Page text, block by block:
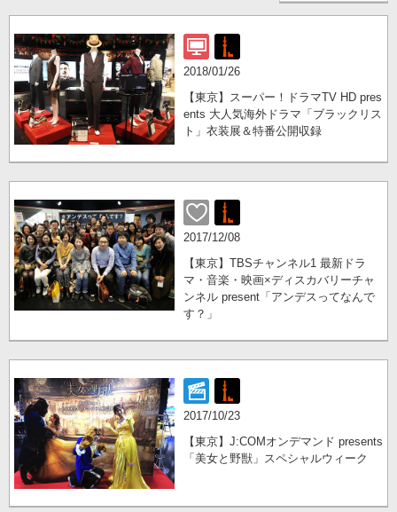
2018/01/26
【東京】スーパー！ドラマTV HD pres
ents 大人気海外ドラマ「ブラックリス
ト」衣装展＆特番公開収録
2017/12/08
【東京】TBSチャンネル1 最新ドラ
マ・音楽・映画×ディスカバリーチャ
ンネル present「アンデスってなんで
す？」
2017/10/23
【東京】J:COMオンデマンド presents
「美女と野獣」スペシャルウィーク